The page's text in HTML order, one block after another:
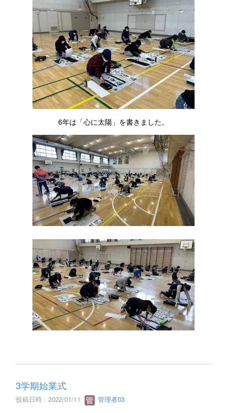
6年は「心に太陽」を書きました。
3学期始業式
投稿日時 : 2022/01/11 管理者03